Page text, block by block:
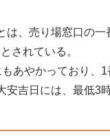
は、売り場窓口の
されている。
あやかっており、
安吉日には、最低3